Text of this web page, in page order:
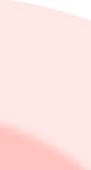
i
på 11,4
sig kan den